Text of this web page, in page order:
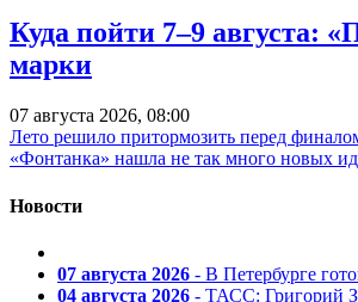
Куда пойти 7–9 августа:
марки
07 августа 2026, 08:00
Лето решило притормозить перед
«Фонтанка» нашла не так много новых
Новости
07 августа 2026 - В Петербурге
04 августа 2026 - ТАСС: Григорий